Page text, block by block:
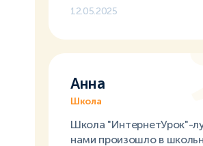
12.05.2025
Анна
Школа
Школа "ИнтернетУрок"-
нами произошло в